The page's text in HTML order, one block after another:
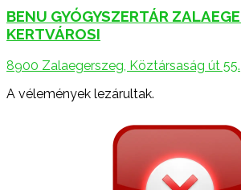
BENU GYÓGYSZERTÁR
KERTVÁROSI
8900 Zalaegerszeg, Köztársaság út 55.
A vélemények lezárultak.